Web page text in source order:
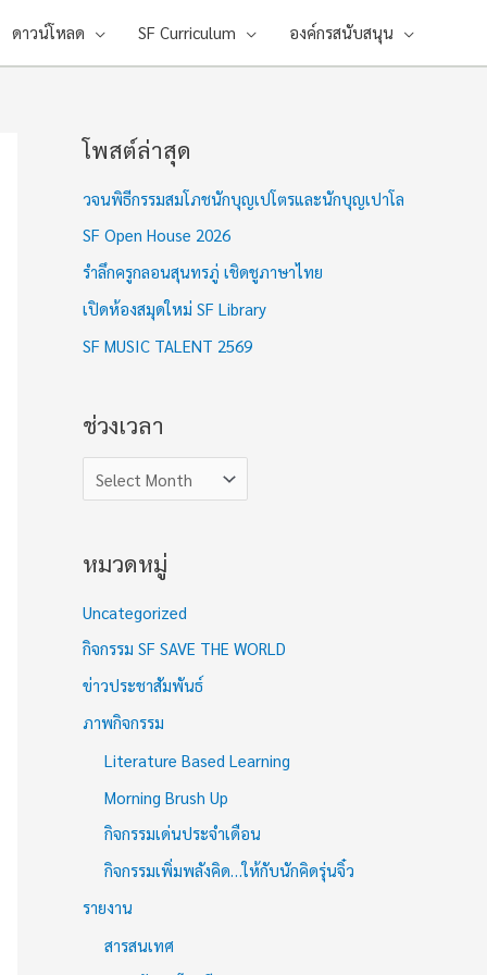
ดาวน์โหลด SF Curriculum องค์กรสนับสนุน
โพสต์ล่าสุด
วจนพิธีกรรมสมโภชนักบุญเปโตรและนักบุญเปาโล
SF Open House 2026
รำลึกครูกลอนสุนทรภู่ เชิดชูภาษาไทย
เปิดห้องสมุดใหม่ SF Library
SF MUSIC TALENT 2569
ช่วงเวลา
ช่
ง
เ
ว
ล
า
หมวดหมู่
Uncategorized
กิจกรรม SF SAVE THE WORLD
ข่าวประชาสัมพันธ์
ภาพกิจกรรม
Literature Based Learning
Morning Brush Up
กิจกรรมเด่นประจำเดือน
กิจกรรมเพิ่มพลังคิด…ให้กับนักคิดรุ่นจิ๋ว
รายงาน
สารสนเทศ